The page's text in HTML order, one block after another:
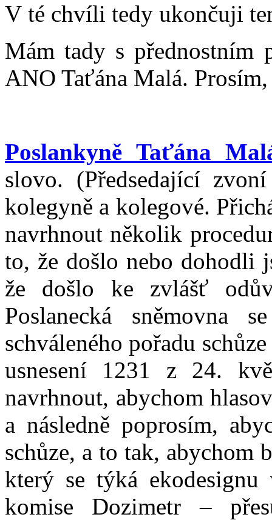
V té chvíli tedy ukončuji
Mám tady s přednostním
ANO Taťána Malá.
Poslankyně Taťána
slovo. (Předsedající
kolegyně a kolegové.
navrhnout několik
to, že došlo nebo dohodli
že došlo ke zvlášť
Poslanecká sněmovna
schváleného pořadu
usnesení 1231 z 24.
navrhnout, abychom
a následně poprosím,
schůze, a to tak, abychom
který se týká
komise Dozimetr –